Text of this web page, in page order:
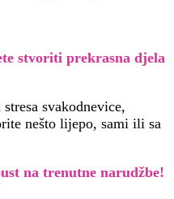
stvoriti prekrasna djela
svakodnevice,
nešto lijepo, sami ili sa
na trenutne narudžbe!